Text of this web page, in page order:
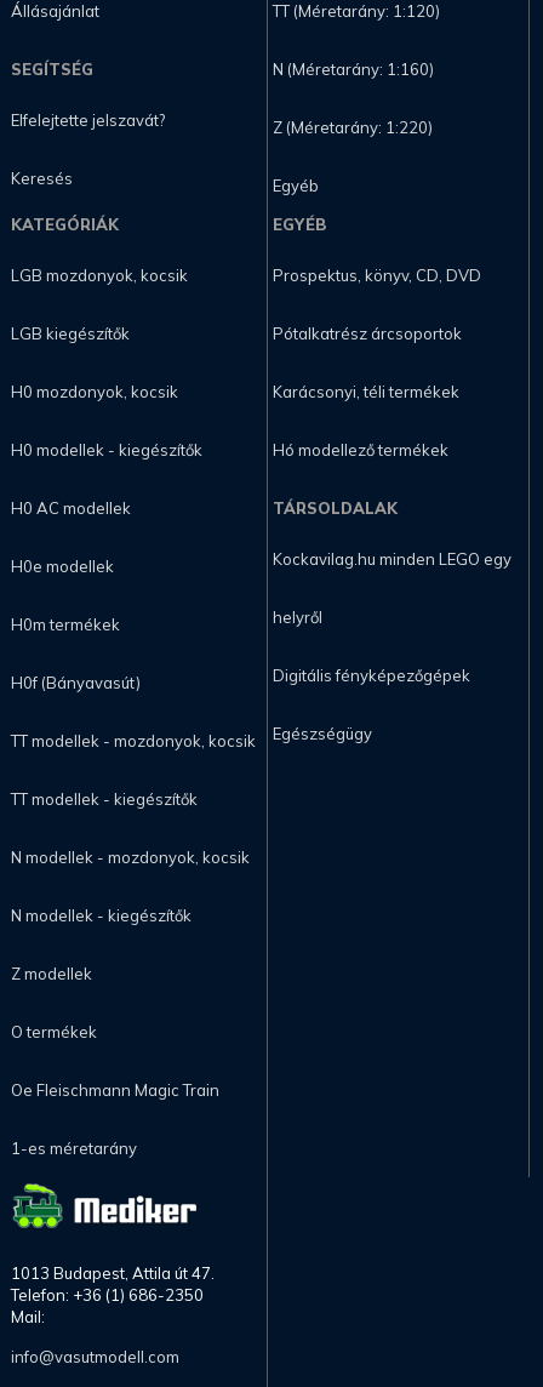
Állásajánlat
SEGÍTSÉG
Elfelejtette jelszavát?
Keresés
TT (Méretarány: 1:120)
N (Méretarány: 1:160)
Z (Méretarány: 1:220)
Egyéb
KATEGÓRIÁK
LGB mozdonyok, kocsik
LGB kiegészítők
H0 mozdonyok, kocsik
H0 modellek - kiegészítők
H0 AC modellek
H0e modellek
H0m termékek
H0f (Bányavasút)
TT modellek - mozdonyok, kocsik
TT modellek - kiegészítők
N modellek - mozdonyok, kocsik
N modellek - kiegészítők
Z modellek
O termékek
Oe Fleischmann Magic Train
1-es méretarány
EGYÉB
Prospektus, könyv, CD, DVD
Pótalkatrész árcsoportok
Karácsonyi, téli termékek
Hó modellező termékek
TÁRSOLDALAK
Kockavilag.hu minden LEGO egy
helyről
Digitális fényképezőgépek
Egészségügy
1013 Budapest, Attila út 47.
Telefon: +36 (1) 686-2350
Mail:
info@vasutmodell.com